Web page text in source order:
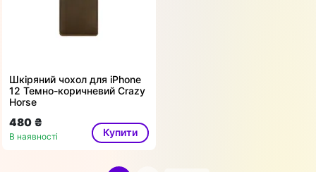
Шкіряний чохол для iPhone
12 Темно-коричневий Crazy
Horse
480 ₴
В наявності Купити